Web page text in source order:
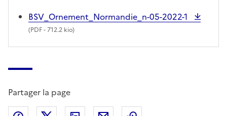
BSV_Ornement_Normandie_n-05-2022-1
(PDF- 712.2 kio)
Partager la page